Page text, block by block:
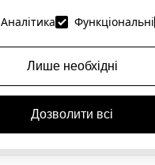
Аналітика Функціональні
Лише необхідні
Дозволити всі